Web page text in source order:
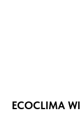
ECOCLIMA